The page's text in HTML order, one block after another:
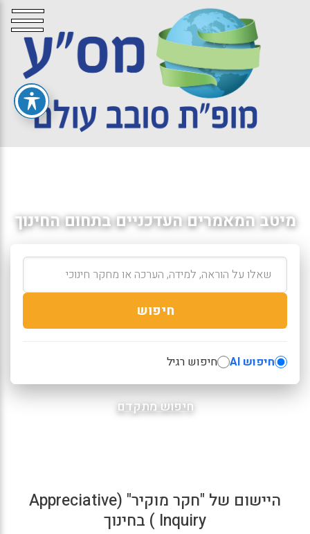
מיטב המאמרים העדכניים בתחום החינוך
חיפוש
חיפוש AI חיפוש רגיל
חיפוש מתקדם
היישום של "חקר מוקיר" (Appreciative
Inquiry ) בחינוך